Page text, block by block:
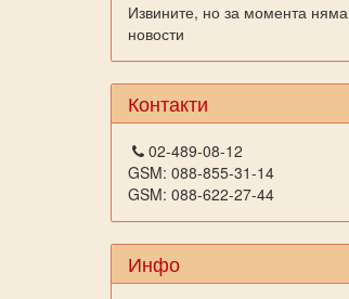
Извините, но за момента няма
новости
Контакти
02-489-08-12
GSM: 088-855-31-14
GSM: 088-622-27-44
Инфо